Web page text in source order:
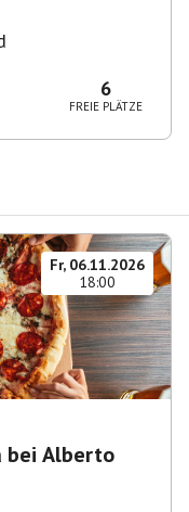
6
FREIE PLÄTZE
Fr, 06.11.2026
18:00
bei Alberto